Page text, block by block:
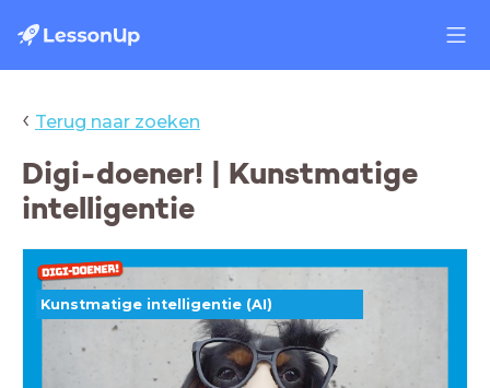
‹ Terug naar zoeken
Digi-doener! | Kunstmatige
intelligentie
Kunstmatige intelligentie (AI)